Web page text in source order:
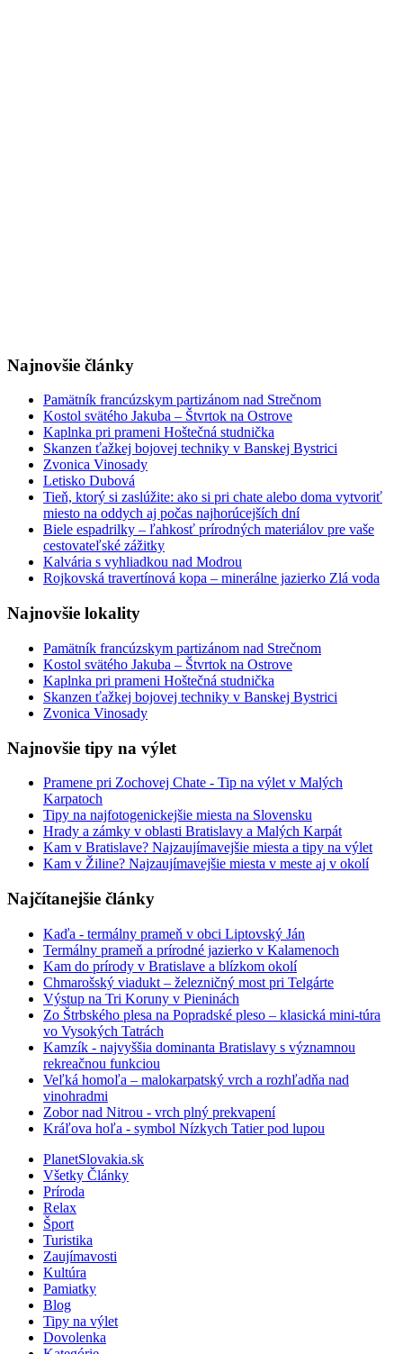
Najnovšie články
Pamätník francúzskym partizánom nad Strečnom
Kostol svätého Jakuba – Štvrtok na Ostrove
Kaplnka pri prameni Hoštečná studnička
Skanzen ťažkej bojovej techniky v Banskej Bystrici
Zvonica Vinosady
Letisko Dubová
Tieň, ktorý si zaslúžite: ako si pri chate alebo doma vytvoriť
miesto na oddych aj počas najhorúcejších dní
Biele espadrilky – ľahkosť prírodných materiálov pre vaše
cestovateľské zážitky
Kalvária s vyhliadkou nad Modrou
Rojkovská travertínová kopa – minerálne jazierko Zlá voda
Najnovšie lokality
Pamätník francúzskym partizánom nad Strečnom
Kostol svätého Jakuba – Štvrtok na Ostrove
Kaplnka pri prameni Hoštečná studnička
Skanzen ťažkej bojovej techniky v Banskej Bystrici
Zvonica Vinosady
Najnovšie tipy na výlet
Pramene pri Zochovej Chate - Tip na výlet v Malých
Karpatoch
Tipy na najfotogenickejšie miesta na Slovensku
Hrady a zámky v oblasti Bratislavy a Malých Karpát
Kam v Bratislave? Najzaujímavejšie miesta a tipy na výlet
Kam v Žiline? Najzaujímavejšie miesta v meste aj v okolí
Najčítanejšie články
Kaďa - termálny prameň v obci Liptovský Ján
Termálny prameň a prírodné jazierko v Kalamenoch
Kam do prírody v Bratislave a blízkom okolí
Chmarošský viadukt – železničný most pri Telgárte
Výstup na Tri Koruny v Pieninách
Zo Štrbského plesa na Popradské pleso – klasická mini-túra
vo Vysokých Tatrách
Kamzík - najvyššia dominanta Bratislavy s významnou
rekreačnou funkciou
Veľká homoľa – malokarpatský vrch a rozhľadňa nad
vinohradmi
Zobor nad Nitrou - vrch plný prekvapení
Kráľova hoľa - symbol Nízkych Tatier pod lupou
PlanetSlovakia.sk
Všetky Články
Príroda
Relax
Šport
Turistika
Zaujímavosti
Kultúra
Pamiatky
Blog
Tipy na výlet
Dovolenka